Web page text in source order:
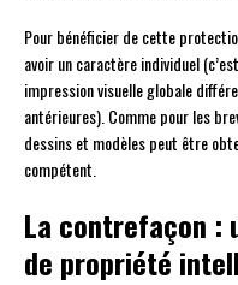
Pour bénéficier de cette
avoir un caractère individuel
impression visuelle globale
antérieures). Comme pour les
dessins et modèles peut être
compétent.
La contrefaçon :
de propriété